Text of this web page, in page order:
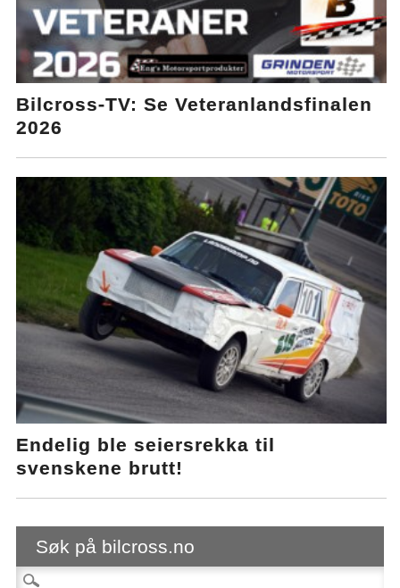
Bilcross-TV: Se Veteranlandsfinalen
2026
Endelig ble seiersrekka til
svenskene brutt!
Søk på bilcross.no
Søk etter: